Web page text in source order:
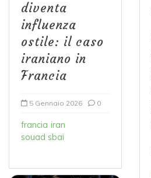
diventa
influenza
ostile: il caso
iraniano in
Francia
5 Gennaio 2026 0
francia iran
souad sbai